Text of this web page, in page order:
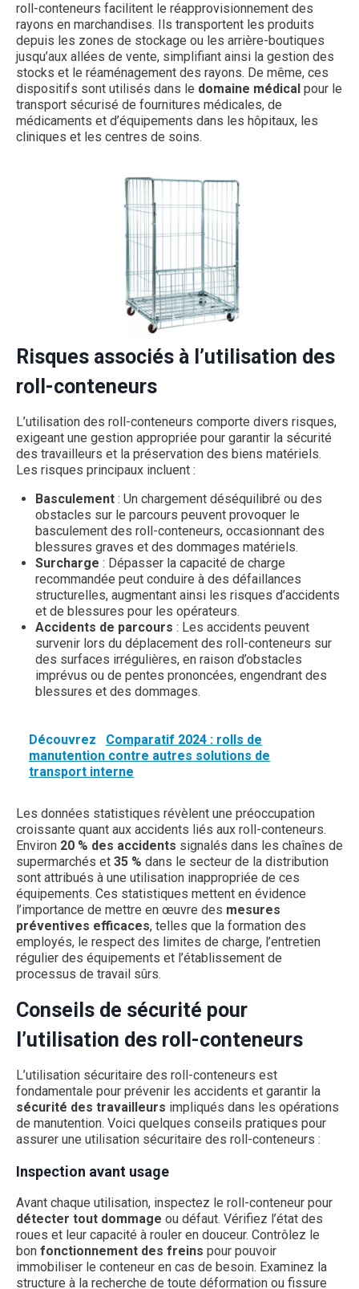
roll-conteneurs facilitent le réapprovisionnement des
rayons en marchandises. Ils transportent les produits
depuis les zones de stockage ou les arrière-boutiques
jusqu’aux allées de vente, simplifiant ainsi la gestion des
stocks et le réaménagement des rayons. De même, ces
dispositifs sont utilisés dans le domaine médical pour le
transport sécurisé de fournitures médicales, de
médicaments et d’équipements dans les hôpitaux, les
cliniques et les centres de soins.
Risques associés à l’utilisation des
roll-conteneurs
L’utilisation des roll-conteneurs comporte divers risques,
exigeant une gestion appropriée pour garantir la sécurité
des travailleurs et la préservation des biens matériels.
Les risques principaux incluent :
Basculement : Un chargement déséquilibré ou des
obstacles sur le parcours peuvent provoquer le
basculement des roll-conteneurs, occasionnant des
blessures graves et des dommages matériels.
Surcharge : Dépasser la capacité de charge
recommandée peut conduire à des défaillances
structurelles, augmentant ainsi les risques d’accidents
et de blessures pour les opérateurs.
Accidents de parcours : Les accidents peuvent
survenir lors du déplacement des roll-conteneurs sur
des surfaces irrégulières, en raison d’obstacles
imprévus ou de pentes prononcées, engendrant des
blessures et des dommages.
Découvrez
Comparatif 2024 : rolls de
manutention contre autres solutions de
transport interne
Les données statistiques révèlent une préoccupation
croissante quant aux accidents liés aux roll-conteneurs.
Environ 20 % des accidents signalés dans les chaînes de
supermarchés et 35 % dans le secteur de la distribution
sont attribués à une utilisation inappropriée de ces
équipements. Ces statistiques mettent en évidence
l’importance de mettre en œuvre des mesures
préventives efficaces, telles que la formation des
employés, le respect des limites de charge, l’entretien
régulier des équipements et l’établissement de
processus de travail sûrs.
Conseils de sécurité pour
l’utilisation des roll-conteneurs
L’utilisation sécuritaire des roll-conteneurs est
fondamentale pour prévenir les accidents et garantir la
sécurité des travailleurs impliqués dans les opérations
de manutention. Voici quelques conseils pratiques pour
assurer une utilisation sécuritaire des roll-conteneurs :
Inspection avant usage
Avant chaque utilisation, inspectez le roll-conteneur pour
détecter tout dommage ou défaut. Vérifiez l’état des
roues et leur capacité à rouler en douceur. Contrôlez le
bon fonctionnement des freins pour pouvoir
immobiliser le conteneur en cas de besoin. Examinez la
structure à la recherche de toute déformation ou fissure